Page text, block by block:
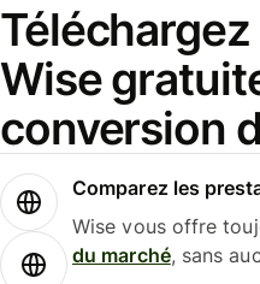
Wise
conversion
Comparez les
Wise vous offre
du marché, sans